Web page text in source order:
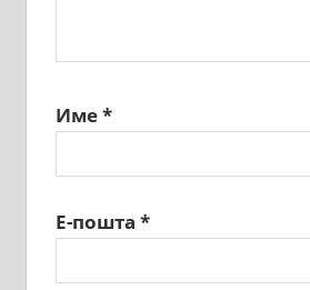
Име*
Е-пошта *